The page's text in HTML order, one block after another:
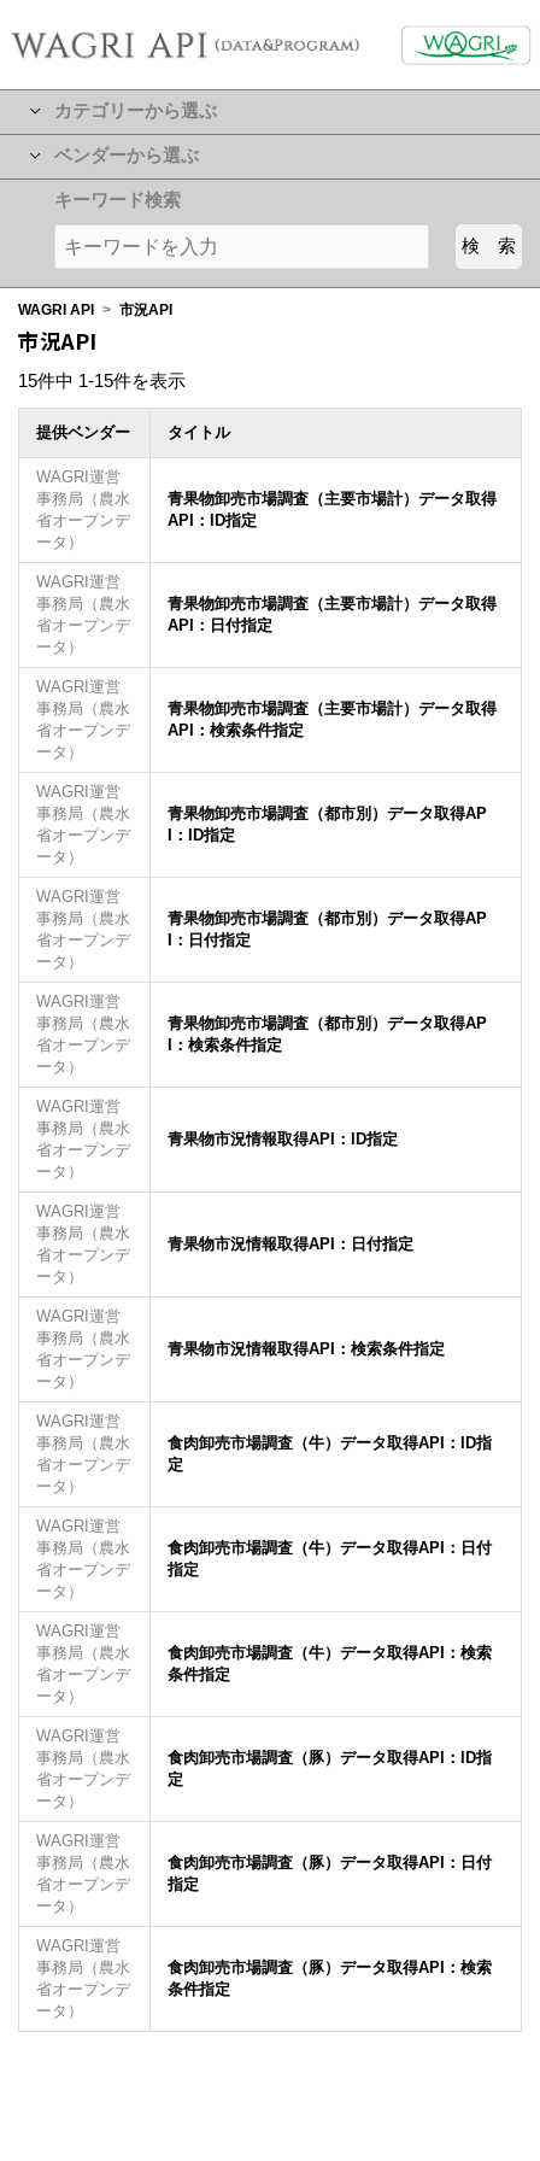
カテゴリーから選ぶ
ベンダーから選ぶ
キーワード検索
WAGRI API > 市況API
市況API
15件中 1-15件を表示
提供ベンダー タイトル
WAGRI運営
事務局（農水
省オープンデ
ータ）
青果物卸売市場調査（主要市場計）データ取得
API：ID指定
WAGRI運営
事務局（農水
省オープンデ
ータ）
青果物卸売市場調査（主要市場計）データ取得
API：日付指定
WAGRI運営
事務局（農水
省オープンデ
ータ）
青果物卸売市場調査（主要市場計）データ取得
API：検索条件指定
WAGRI運営
事務局（農水
省オープンデ
ータ）
青果物卸売市場調査（都市別）データ取得AP
I：ID指定
WAGRI運営
事務局（農水
省オープンデ
ータ）
青果物卸売市場調査（都市別）データ取得AP
I：日付指定
WAGRI運営
事務局（農水
省オープンデ
ータ）
青果物卸売市場調査（都市別）データ取得AP
I：検索条件指定
WAGRI運営
事務局（農水
省オープンデ
ータ）
青果物市況情報取得API：ID指定
WAGRI運営
事務局（農水
省オープンデ
ータ）
青果物市況情報取得API：日付指定
WAGRI運営
事務局（農水
省オープンデ
ータ）
青果物市況情報取得API：検索条件指定
WAGRI運営
事務局（農水
省オープンデ
ータ）
食肉卸売市場調査（牛）データ取得API：ID指
定
WAGRI運営
事務局（農水
省オープンデ
ータ）
食肉卸売市場調査（牛）データ取得API：日付
指定
WAGRI運営
事務局（農水
省オープンデ
ータ）
食肉卸売市場調査（牛）データ取得API：検索
条件指定
WAGRI運営
事務局（農水
省オープンデ
ータ）
食肉卸売市場調査（豚）データ取得API：ID指
定
WAGRI運営
事務局（農水
省オープンデ
ータ）
食肉卸売市場調査（豚）データ取得API：日付
指定
WAGRI運営
事務局（農水
省オープンデ
ータ）
食肉卸売市場調査（豚）データ取得API：検索
条件指定